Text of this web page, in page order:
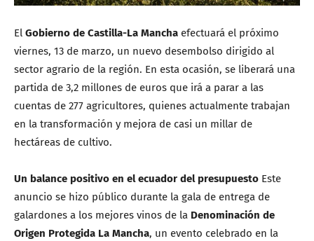
El Gobierno de Castilla-La Mancha efectuará el próximo
viernes, 13 de marzo, un nuevo desembolso dirigido al
sector agrario de la región. En esta ocasión, se liberará una
partida de 3,2 millones de euros que irá a parar a las
cuentas de 277 agricultores, quienes actualmente trabajan
en la transformación y mejora de casi un millar de
hectáreas de cultivo.
Un balance positivo en el ecuador del presupuesto Este
anuncio se hizo público durante la gala de entrega de
galardones a los mejores vinos de la Denominación de
Origen Protegida La Mancha, un evento celebrado en la